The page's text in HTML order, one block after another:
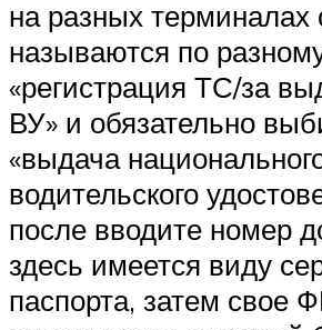
на разных терминалах
называются по
«регистрация ТС/за
ВУ» и обязательно
«выдача
водительского
после вводите номер
здесь имеется виду
паспорта, затем свое